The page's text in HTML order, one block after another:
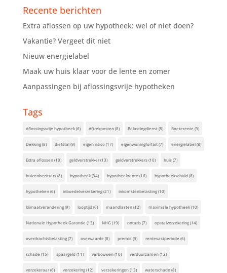
Recente berichten
Extra aflossen op uw hypotheek: wel of niet doen?
Vakantie? Vergeet dit niet
Nieuw energielabel
Maak uw huis klaar voor de lente en zomer
Aanpassingen bij aflossingsvrije hypotheken
Tags
Aflossingsvrije hypotheek(6) Aftrekposten(8) Belastingdienst(8) Boeterente (9)
Dekking(8) diefstal(9) eigen risico(17) eigenwoningforfait(7) energielabel(8)
Extra aflossen(10) geldverstrekker(13) geldverstrekkers(10) huis(7)
huizenbezitters(8) hypotheek(34) hypotheekrente (16) hypotheekschuld(8)
hypotheken(6) inboedelverzekering(21) inkomstenbelasting(10)
klimaatverandering(9) looptijd(6) maandlasten(12) maximale hypotheek(10)
Nationale Hypotheek Garantie (13) NHG(19) notaris(7) opstalverzekering(14)
overdrachtsbelasting(7) overwaarde (8) premie (9) rentevastperiode (6)
schade (15) spaargeld(11) verbouwen(10) verduurzamen(12)
verzekeraar(6) verzekering(12) verzekeringen(13) waterschade (8)